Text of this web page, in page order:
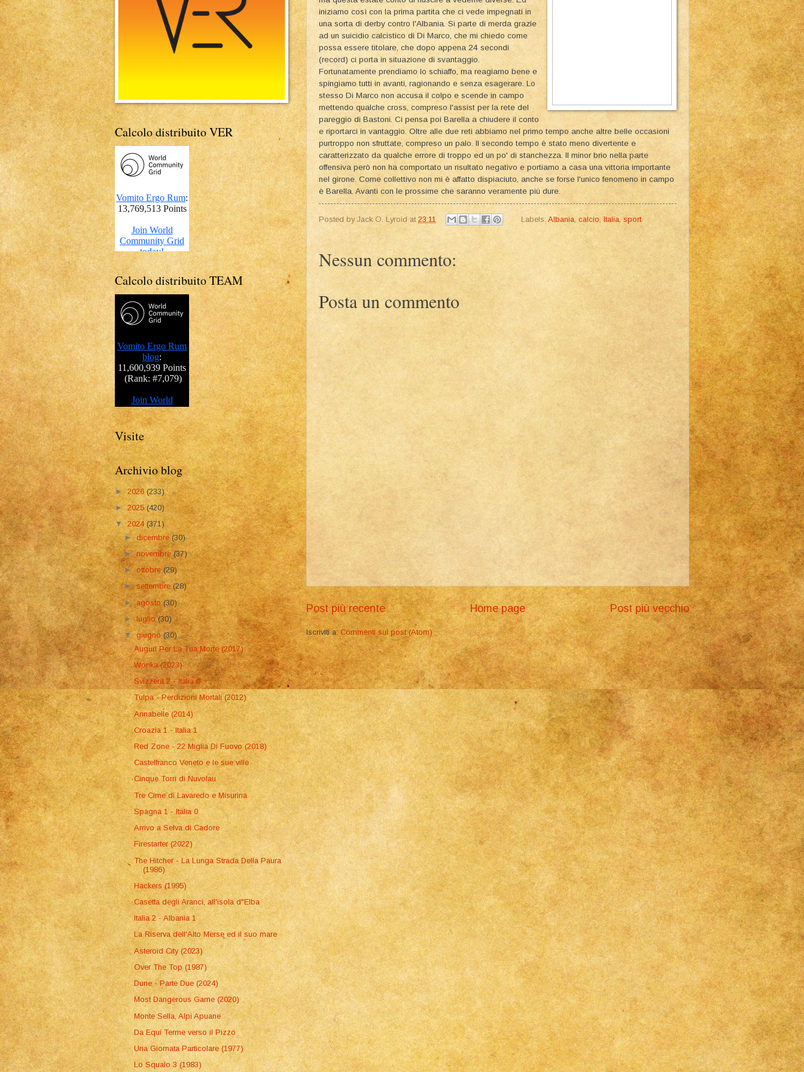
iniziamo così con la prima partita che ci vede impegnati in
una sorta di derby contro l'Albania. Si parte di merda grazie
ad un suicidio calcistico di Di Marco, che mi chiedo come
possa essere titolare, che dopo appena 24 secondi
(record) ci porta in situazione di svantaggio.
Fortunatamente prendiamo lo schiaffo, ma reagiamo bene e
spingiamo tutti in avanti, ragionando e senza esagerare. Lo
stesso Di Marco non accusa il colpo e scende in campo
mettendo qualche cross, compreso l'assist per la rete del
pareggio di Bastoni. Ci pensa poi Barella a chiudere il conto
e riportarci in vantaggio. Oltre alle due reti abbiamo nel primo tempo anche altre belle occasioni
purtroppo non sfruttate, compreso un palo. Il secondo tempo è stato meno divertente e
caratterizzato da qualche errore di troppo ed un po' di stanchezza. Il minor brio nella parte
offensiva però non ha comportato un risultato negativo e portiamo a casa una vittoria importante
nel girone. Come collettivo non mi è affatto dispiaciuto, anche se forse l'unico fenomeno in campo
è Barella. Avanti con le prossime che saranno veramente più dure.
Posted by Jack O. Lyroid at 23:11 Labels: Albania calcio Italia sport
Nessun commento:
Posta un commento
Post più recente Post più vecchio
Home page
Iscriviti a:Commenti sul post (Atom)
Calcolo distribuito VER
Calcolo distribuito TEAM
Visite
Archivio blog
► 2026(233)
►2025(420)
▼2024 (371)
►dicembre(30)
►novembre(37)
►ottobre(29)
►settembre(28)
►agosto(30)
►luglio(30)
▼giugno(30)
Auguri Per La Tua Morte (2017)
Wonka (2023)
Svizzera 2 - Italia 0
Tulpa - Perdizioni Mortali (2012)
Annabelle (2014)
Croazia 1 - Italia 1
Red Zone - 22 Miglia Di Fuovo (2018)
Castelfranco Veneto e le sue ville
Cinque Torri di Nuvolau
Tre Cime di Lavaredo e Misurina
Spagna 1 - Italia 0
Arrivo a Selva di Cadore
Firestarter (2022)
The Hitcher - La Lunga Strada Della Paura
(1986)
Hackers (1995)
Casetta degli Aranci, all'isola d"Elba
Italia 2 - Albania 1
La Riserva dell'Alto Merse ed il suo mare
Asteroid City (2023)
Over The Top (1987)
Dune - Parte Due (2024)
Most Dangerous Game (2020)
Monte Sella, Alpi Apuane
Da Equi Terme verso il Pizzo
Una Giornata Particolare (1977)
Lo Squalo 3 (1983)